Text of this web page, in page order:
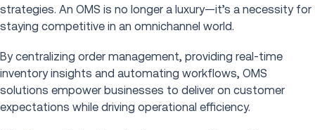
strategies. An OMS is no longer a luxury—it’s a necessity for
staying competitive in an omnichannel world.
By centralizing order management, providing real-time
inventory insights and automating workflows, OMS
solutions empower businesses to deliver on customer
expectations while driving operational efficiency.